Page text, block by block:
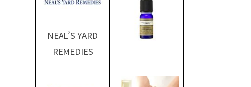
NEAL’S YARD
REMEDIES